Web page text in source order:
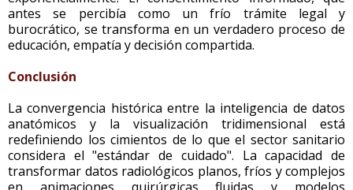
antes se percibía como un frío trámite legal y
burocrático, se transforma en un verdadero proceso de
educación, empatía y decisión compartida.
Conclusión
La convergencia histórica entre la inteligencia de datos
anatómicos y la visualización tridimensional está
redefiniendo los cimientos de lo que el sector sanitario
considera el "estándar de cuidado". La capacidad de
transformar datos radiológicos planos, fríos y complejos